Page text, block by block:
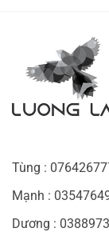
Tùng :
Mạnh :
Dương :